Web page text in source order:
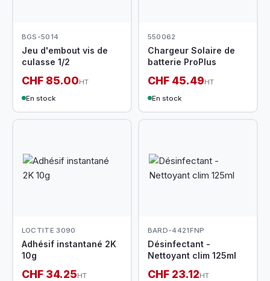
BGS-5014
Jeu d'embout vis de
culasse 1/2
CHF 85.00HT
En stock
550062
Chargeur Solaire de
batterie ProPlus
CHF 45.49HT
En stock
LOCTITE 3090
Adhésif instantané 2K
10g
CHF 34.25HT
BARD-4421FNP
Désinfectant -
Nettoyant clim 125ml
CHF 23.12HT